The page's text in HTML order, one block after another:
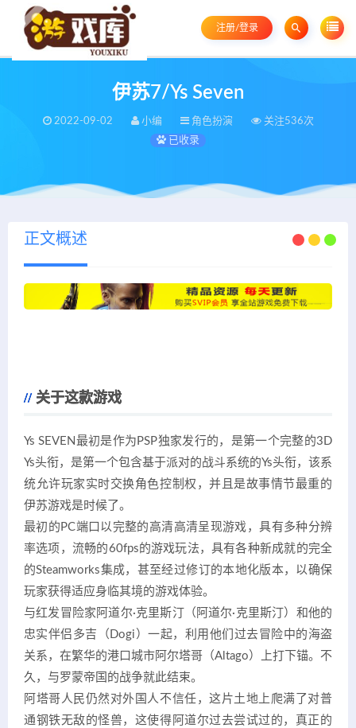
注册/登录
伊苏7/Ys Seven
2022-09-02 小编 角色扮演
关注536次
已收录
正文概述
关于这款游戏
Ys SEVEN最初是作为PSP独家发行的，是第一个完整的3D
Ys头衔，是第一个包含基于派对的战斗系统的Ys头衔，该系
统允许玩家实时交换角色控制权，并且是故事情节最重的
伊苏游戏是时候了。
最初的PC端口以完整的高清高清呈现游戏，具有多种分辨
率选项，流畅的60fps的游戏玩法，具有各种新成就的完全
的Steamworks集成，甚至经过修订的本地化版本，以确保
玩家获得适应身临其境的游戏体验。
与红发冒险家阿道尔·克里斯汀（阿道尔·克里斯汀）和他的
忠实伴侣多吉（Dogi）一起，利用他们过去冒险中的海盗
关系，在繁华的港口城市阿尔塔哥（Altago）上打下锚。不
久，与罗蒙帝国的战争就此结束。
阿塔哥人民仍然对外国人不信任，这片土地上爬满了对普
通钢铁无敌的怪兽，这使得阿道尔过去尝试过的，真正的